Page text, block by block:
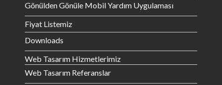
Gönülden Gönüle Mobil Yardım Uygulaması
Fiyat Listemiz
Downloads
Web Tasarım Hizmetlerimiz
Web Tasarım Referanslar